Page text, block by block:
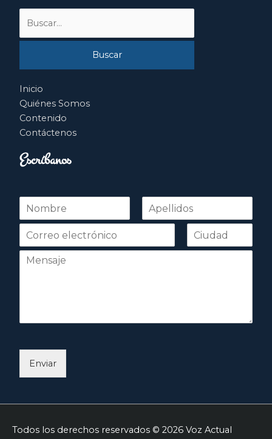
Inicio
Quiénes Somos
Contenido
Contáctenos
Escríbanos
N
m
r
Nombre Apellidos
Enviar
Todos los derechos reservados © 2026 Voz Actual